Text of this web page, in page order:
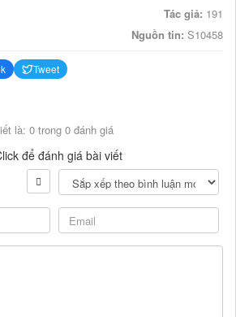
Tác giả: 191
Nguồn tin: S10458
Tweet
là: 0 trong 0 đánh giá
để đánh giá bài viết